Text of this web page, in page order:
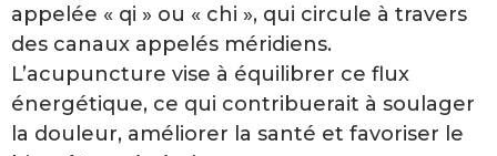
appelée « qi » ou « chi », qui circule à travers
des canaux appelés méridiens.
L’acupuncture vise à équilibrer ce flux
énergétique, ce qui contribuerait à soulager
la douleur, améliorer la santé et favoriser le